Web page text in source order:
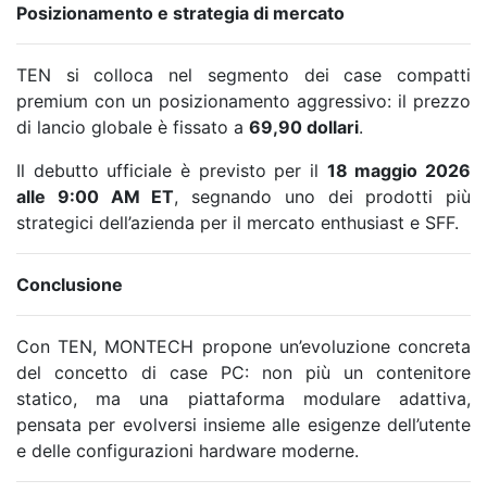
Posizionamento e strategia di mercato
TEN si colloca nel segmento dei case compatti
premium con un posizionamento aggressivo: il prezzo
di lancio globale è fissato a 69,90 dollari.
Il debutto ufficiale è previsto per il 18 maggio 2026
alle 9:00 AM ET, segnando uno dei prodotti più
strategici dell’azienda per il mercato enthusiast e SFF.
Conclusione
Con TEN, MONTECH propone un’evoluzione concreta
del concetto di case PC: non più un contenitore
statico, ma una piattaforma modulare adattiva,
pensata per evolversi insieme alle esigenze dell’utente
e delle configurazioni hardware moderne.